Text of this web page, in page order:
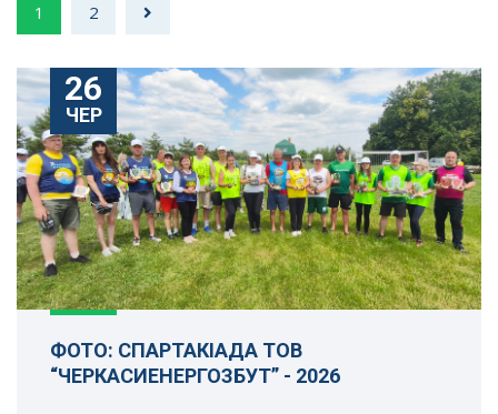
1 2
26
ЧЕР
ФОТО: СПАРТАКІАДА ТОВ
“ЧЕРКАСИЕНЕРГОЗБУТ” - 2026